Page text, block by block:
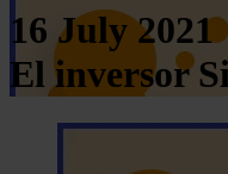
16 July 2021
El inversor